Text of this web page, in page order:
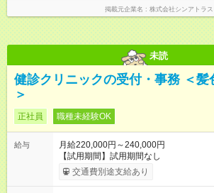
掲載元企業名 株式会社シンアトラス
未読
健診クリニックの受付・事務 ＜髪
＞
正社員 職種未経験OK
給与
月給220,000円～240,000円
【試用期間】試用期間なし
交通費別途支給あり